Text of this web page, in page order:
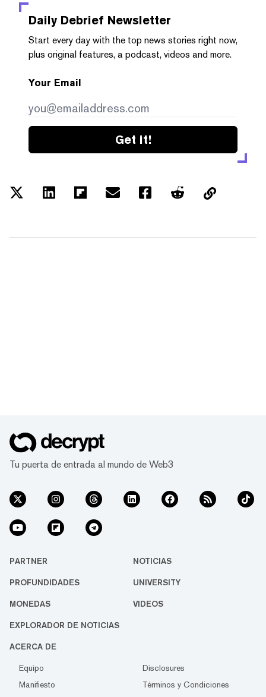
Daily Debrief Newsletter
Start every day with the top news stories right now,
plus original features, a podcast, videos and more.
Your Email
Get it!
Tu puerta de entrada al mundo de Web3
PARTNER NOTICIAS
PROFUNDIDADES UNIVERSITY
MONEDAS VIDEOS
EXPLORADOR DE NOTICIAS
ACERCA DE
Equipo
Disclosures
Manifiesto
Términos y Condiciones